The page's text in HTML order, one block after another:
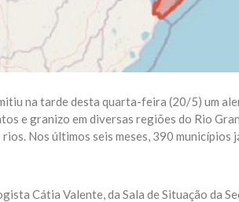
na tarde desta quarta-feira (20/5) um
e granizo em diversas regiões do Rio
Nos últimos seis meses, 390
Cátia Valente, da Sala de Situação da